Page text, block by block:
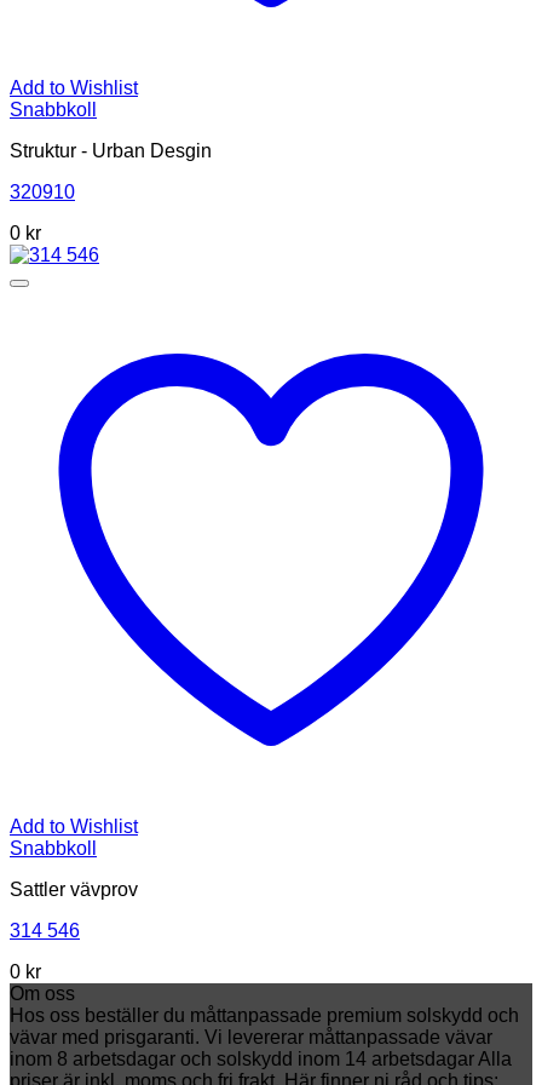
Add to Wishlist
Snabbkoll
Struktur - Urban Desgin
320910
0 kr
Add to Wishlist
Snabbkoll
Sattler vävprov
314 546
0 kr
Om oss
Hos oss beställer du måttanpassade premium solskydd och
vävar med prisgaranti. Vi levererar måttanpassade vävar
inom 8 arbetsdagar och solskydd inom 14 arbetsdagar Alla
priser är inkl. moms och fri frakt. Här finner ni råd och tips: